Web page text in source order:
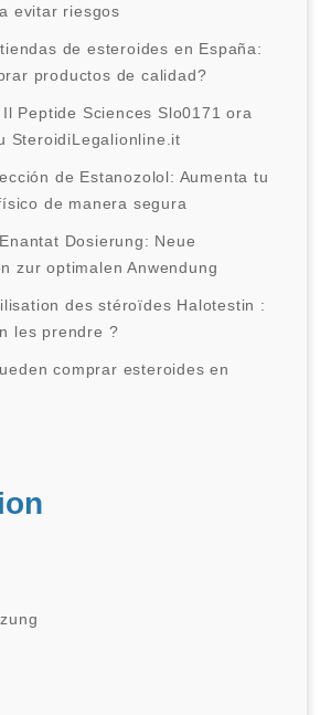
evitar riesgos
de esteroides en España:
productos de calidad?
Peptide Sciences Slo0171 ora
SteroidiLegalionline.it
de Estanozolol: Aumenta tu
de manera segura
Dosierung: Neue
zur optimalen Anwendung
des stéroïdes Halotestin :
les prendre ?
comprar esteroides en